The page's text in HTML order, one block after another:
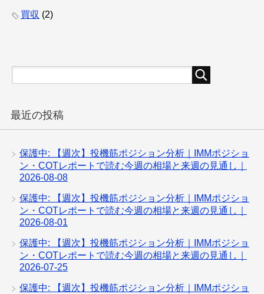
買収 (2)
最近の投稿
保護中: 【週次】投機筋ポジション分析｜IMMポジショ
ン・COTレポートで読む今週の相場と来週の見通し｜
2026-08-08
保護中: 【週次】投機筋ポジション分析｜IMMポジショ
ン・COTレポートで読む今週の相場と来週の見通し｜
2026-08-01
保護中: 【週次】投機筋ポジション分析｜IMMポジショ
ン・COTレポートで読む今週の相場と来週の見通し｜
2026-07-25
保護中: 【週次】投機筋ポジション分析｜IMMポジショ